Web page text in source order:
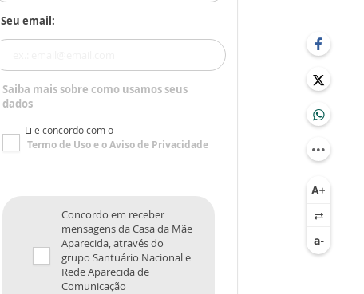
Seu email:
Saiba mais sobre como usamos seus
dados
Li e concordo com o
Termo de Usoe oAviso de Privacidade
Concordo em receber
mensagens da Casa da Mãe
Aparecida, através do
grupo Santuário Nacional e
Rede Aparecida de
Comunicação